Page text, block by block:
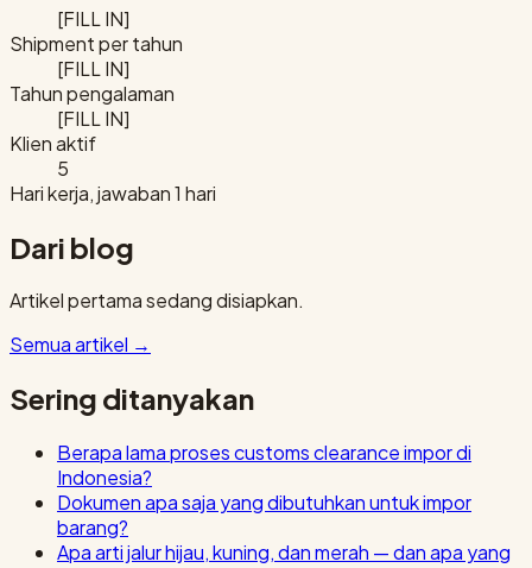
[FILL IN]
Shipment per tahun
[FILL IN]
Tahun pengalaman
[FILL IN]
Klien aktif
5
Hari kerja, jawaban 1 hari
Dari blog
Artikel pertama sedang disiapkan.
Semua artikel →
Sering ditanyakan
Berapa lama proses customs clearance impor di
Indonesia?
Dokumen apa saja yang dibutuhkan untuk impor
barang?
Apa arti jalur hijau, kuning, dan merah — dan apa yang